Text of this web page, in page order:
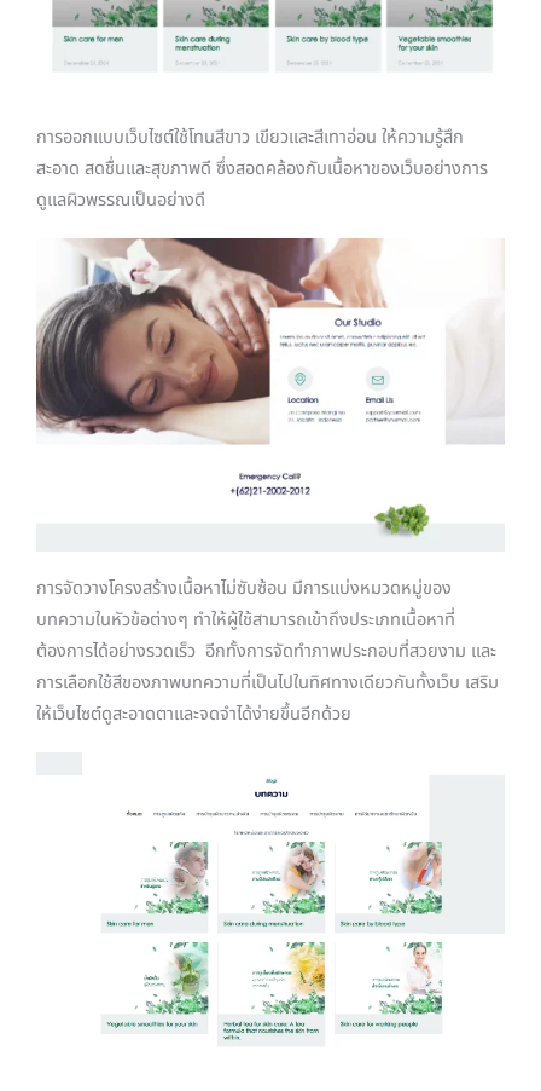
การออกแบบเว็บไซต์ใช้โทนสีขาว เขียวและสีเทาอ่อน ให้ความรู้สึก
สะอาด สดชื่นและสุขภาพดี ซึ่งสอดคล้องกับเนื้อหาของเว็บอย่างการ
ดูแลผิวพรรณเป็นอย่างดี
การจัดวางโครงสร้างเนื้อหาไม่ซับซ้อน มีการแบ่งหมวดหมู่ของ
บทความในหัวข้อต่างๆ ทำให้ผู้ใช้สามารถเข้าถึงประเภทเนื้อหาที่
ต้องการได้อย่างรวดเร็ว อีกทั้งการจัดทำภาพประกอบที่สวยงาม และ
การเลือกใช้สีของภาพบทความที่เป็นไปในทิศทางเดียวกันทั้งเว็บ เสริม
ให้เว็บไซต์ดูสะอาดตาและจดจำได้ง่ายขึ้นอีกด้วย